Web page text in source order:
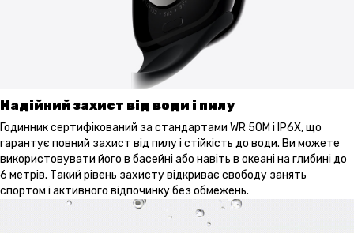
Надійний захист від води і пилу
Годинник сертифікований за стандартами WR 50M і IP6X, що
гарантує повний захист від пилу і стійкість до води. Ви можете
використовувати його в басейні або навіть в океані на глибині до
6 метрів. Такий рівень захисту відкриває свободу занять
спортом і активного відпочинку без обмежень.